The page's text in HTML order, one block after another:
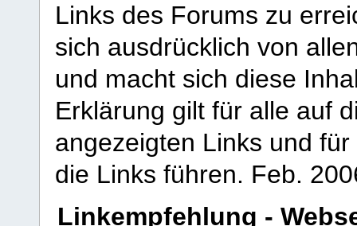
Links des Forums zu
sich ausdrücklich von
und macht sich diese
Erklärung gilt für alle auf
angezeigten Links und
die Links führen. Feb.
Linkempfehlung -